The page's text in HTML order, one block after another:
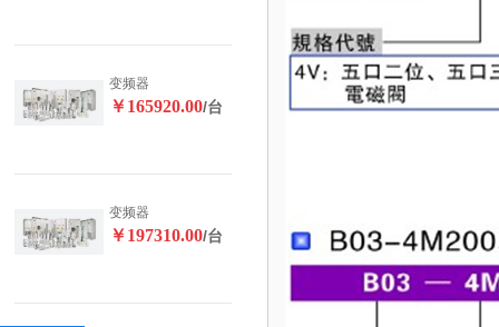
变频器
￥165920.00/台
变频器
￥197310.00/台